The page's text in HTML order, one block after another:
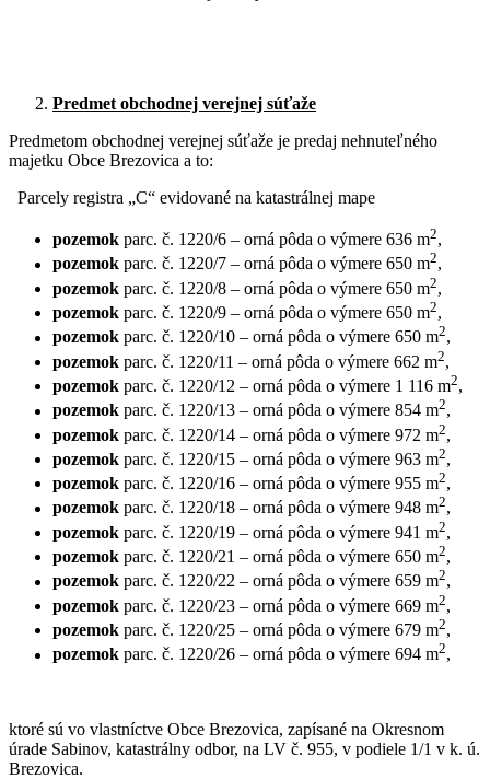
Predmet obchodnej verejnej súťaže
Predmetom obchodnej verejnej súťaže je predaj nehnuteľného
majetku Obce Brezovica a to:
Parcely registra „C“ evidované na katastrálnej mape
pozemok parc. č. 1220/6 – orná pôda o výmere 636 m2,
pozemok parc. č. 1220/7 – orná pôda o výmere 650 m2,
pozemok parc. č. 1220/8 – orná pôda o výmere 650 m2,
pozemok parc. č. 1220/9 – orná pôda o výmere 650 m2,
pozemok parc. č. 1220/10 – orná pôda o výmere 650 m2,
pozemok parc. č. 1220/11 – orná pôda o výmere 662 m2,
pozemok parc. č. 1220/12 – orná pôda o výmere 1 116 m2,
pozemok parc. č. 1220/13 – orná pôda o výmere 854 m2,
pozemok parc. č. 1220/14 – orná pôda o výmere 972 m2,
pozemok parc. č. 1220/15 – orná pôda o výmere 963 m2,
pozemok parc. č. 1220/16 – orná pôda o výmere 955 m2,
pozemok parc. č. 1220/18 – orná pôda o výmere 948 m2,
pozemok parc. č. 1220/19 – orná pôda o výmere 941 m2,
pozemok parc. č. 1220/21 – orná pôda o výmere 650 m2,
pozemok parc. č. 1220/22 – orná pôda o výmere 659 m2,
pozemok parc. č. 1220/23 – orná pôda o výmere 669 m2,
pozemok parc. č. 1220/25 – orná pôda o výmere 679 m2,
pozemok parc. č. 1220/26 – orná pôda o výmere 694 m2,
ktoré sú vo vlastníctve Obce Brezovica, zapísané na Okresnom
úrade Sabinov, katastrálny odbor, na LV č. 955, v podiele 1/1 v k. ú.
Brezovica.